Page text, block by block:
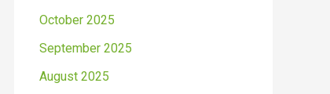
October 2025
September 2025
August 2025